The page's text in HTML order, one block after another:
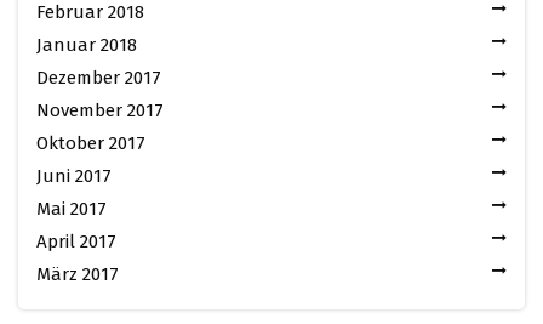
Februar 2018
Januar 2018
Dezember 2017
November 2017
Oktober 2017
Juni 2017
Mai 2017
April 2017
März 2017